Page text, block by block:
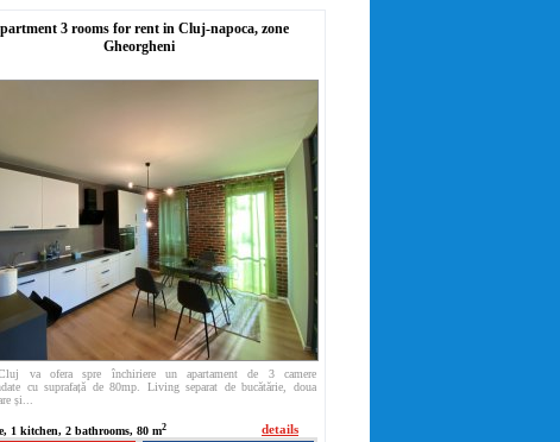
3 rooms for rent in Cluj-napoca, zone
Gheorgheni
va ofera spre închiriere un apartament de 3 camere
cu suprafață de 80mp. Living separat de bucătărie, doua
și...
1 kitchen, 2 bathrooms, 80 m2 details